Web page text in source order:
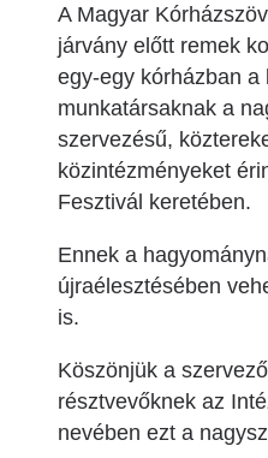
A Magyar
járvány előtt remek
egy-egy kórházban a
munkatársaknak a
szervezésű,
közintézményeket
Fesztivál keretében.
Ennek a
újraélesztésében
is.
Köszönjük a
résztvevőknek az
nevében ezt a